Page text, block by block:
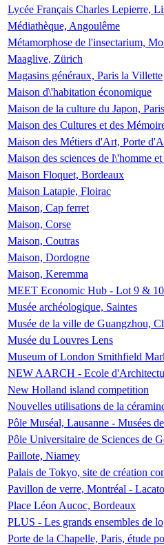
Lycée Français Charles Lepierre,
Médiathèque, Angoulême
Métamorphose de l'insectarium,
Maaglive, Zürich
Magasins généraux, Paris la Villette
Maison d\'habitation économique
Maison de la culture du Japon, Paris
Maison des Cultures et des
Maison des Métiers d'Art, Porte
Maison des sciences de l\'homme
Maison Floquet, Bordeaux
Maison Latapie, Floirac
Maison, Cap ferret
Maison, Corse
Maison, Coutras
Maison, Dordogne
Maison, Keremma
MEET Economic Hub - Lot 9 & 10
Musée archéologique, Saintes
Musée de la ville de Guangzhou,
Musée du Louvres Lens
Museum of London Smithfield
NEW AARCH - Ecole
New Holland island competition
Nouvelles utilisations de la
Pôle Muséal, Lausanne - Musées
Pôle Universitaire de Sciences de
Paillote, Niamey
Palais de Tokyo, site de création
Pavillon de verre, Montréal -
Place Léon Aucoc, Bordeaux
PLUS - Les grands ensembles de
Porte de la Chapelle, Paris, étude